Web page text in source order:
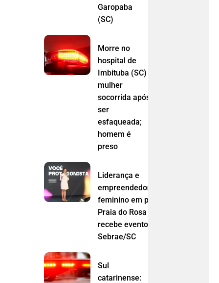
Garopaba
(SC)
Morre no
hospital de
Imbituba (SC)
mulher
socorrida após
ser
esfaqueada;
homem é
preso
Liderança e
empreendedorismo
feminino em pauta:
Praia do Rosa
recebe evento do
Sebrae/SC
Sul
catarinense: